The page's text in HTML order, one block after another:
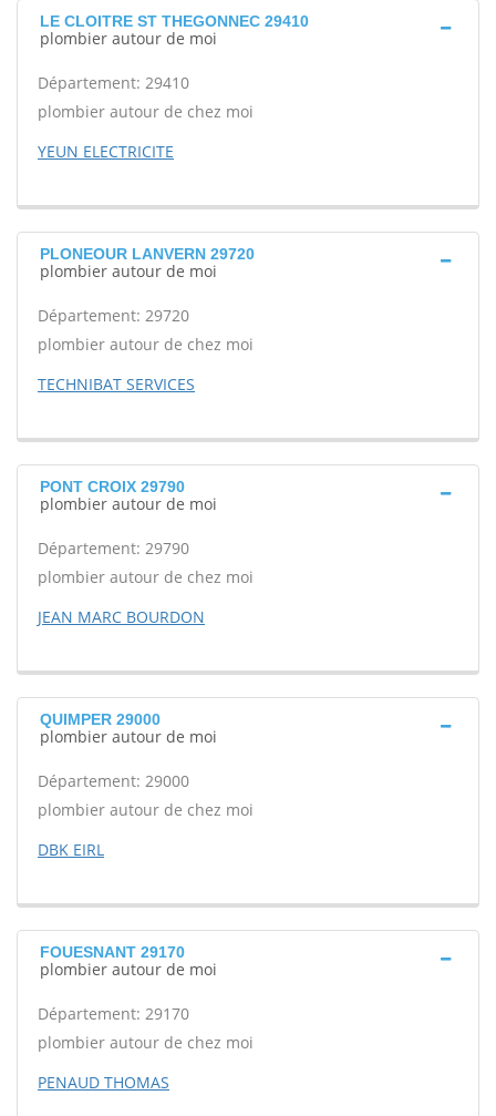
LE CLOITRE ST THEGONNEC 29410
plombier autour de moi
Département: 29410
plombier autour de chez moi
YEUN ELECTRICITE
PLONEOUR LANVERN 29720
plombier autour de moi
Département: 29720
plombier autour de chez moi
TECHNIBAT SERVICES
PONT CROIX 29790
plombier autour de moi
Département: 29790
plombier autour de chez moi
JEAN MARC BOURDON
QUIMPER 29000
plombier autour de moi
Département: 29000
plombier autour de chez moi
DBK EIRL
FOUESNANT 29170
plombier autour de moi
Département: 29170
plombier autour de chez moi
PENAUD THOMAS